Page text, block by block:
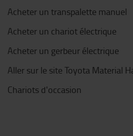
Acheter un transpalette manuel
Acheter un chariot électrique
Acheter un gerbeur électrique
Aller sur le site Toyota Material
Chariots d'occasion